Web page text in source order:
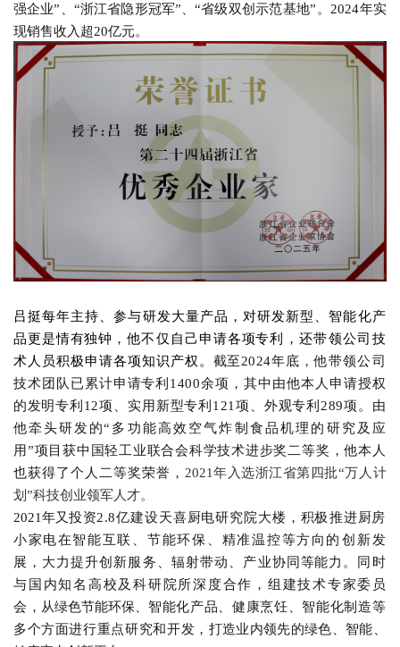
强企业”、“浙江省隐形冠军”
“省级双创示范基地” 。 2024年实
现销售收入超20亿元。
吕挺每年主持、参与研发大量产品，对研发新型、智能化产
品更是情有独钟，他不仅自己 申请各项专利，还带领公司技
术人员积极申请各项知识产权。 截至2024年底 ，他带领公司
技术团队已累计申请专利 1400余项，其中 由他本人申请授权
的发明专利 12项、实用新型专利 1 21 项、外观专利 289项。 由
他牵头研发的“多功能高效空气炸制食品机理的研究及应
用”项目获中国轻工业联合会科学技术进步奖二等奖 ，他本人
也获得了个人二等奖荣誉 ， 2021年入选浙江省第四批“万人计
划”科技创业领军人才。
2021年又投资2.8亿建设天喜厨电研究院大楼， 积极推进厨房
小家电在智能互联、 节能环保、精准温控等方向 的创新发
展， 大力提升创新服务、辐射带动、产业协同 等能力 。
同时
与国内知名高校及科研院所深度合作，组建技术专家委员
会， 从绿色节能环保、 智能化产品、健康烹饪、智能化制造等
多个方面进行重点研究和开发 ， 打造业内领先的绿色、智能、